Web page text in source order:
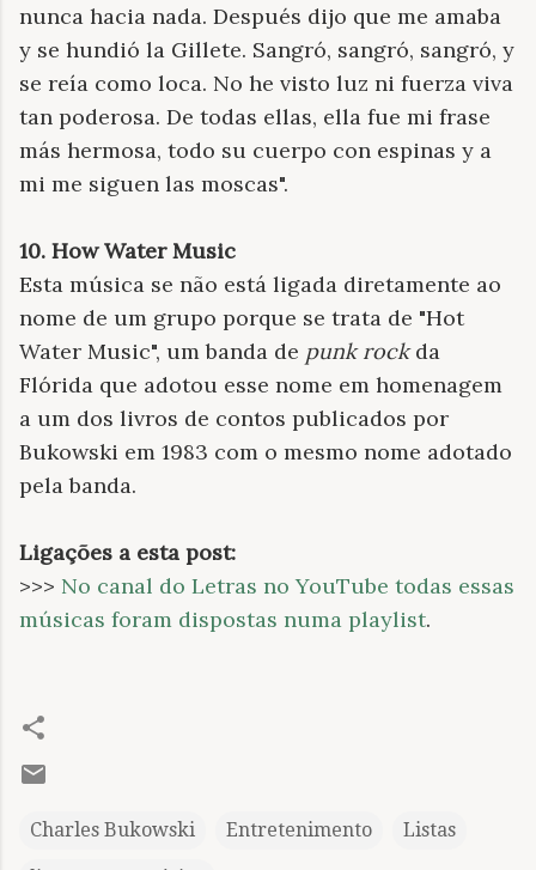
nunca hacia nada. Después dijo que me amaba
y se hundió la Gillete. Sangró, sangró, sangró, y
se reía como loca. No he visto luz ni fuerza viva
tan poderosa. De todas ellas, ella fue mi frase
más hermosa, todo su cuerpo con espinas y a
mi me siguen las moscas".
10. How Water Music
Esta música se não está ligada diretamente ao
nome de um grupo porque se trata de "Hot
Water Music", um banda de punk rockda
Flórida que adotou esse nome em homenagem
a um dos livros de contos publicados por
Bukowski em 1983 com o mesmo nome adotado
pela banda.
Ligações a esta post:
>>> No canal do Letras no YouTube todas essas
músicas foram dispostas numa playlist.
Charles Bukowski Entretenimento Listas